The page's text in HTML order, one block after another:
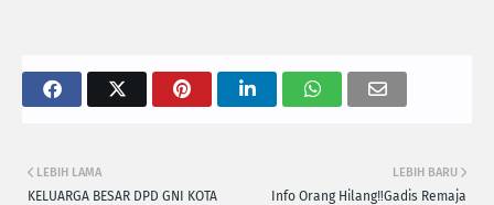
LEBIH BARU
Info Orang Hilang‼️Gadis Remaja
LEBIH LAMA
KELUARGA BESAR DPD GNI KOTA